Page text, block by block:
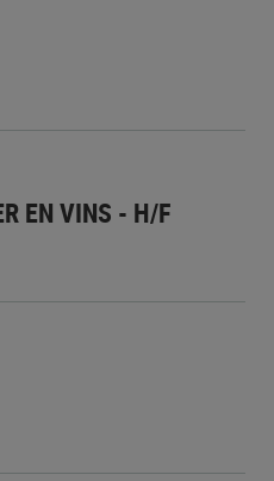
EN VINS - H/F